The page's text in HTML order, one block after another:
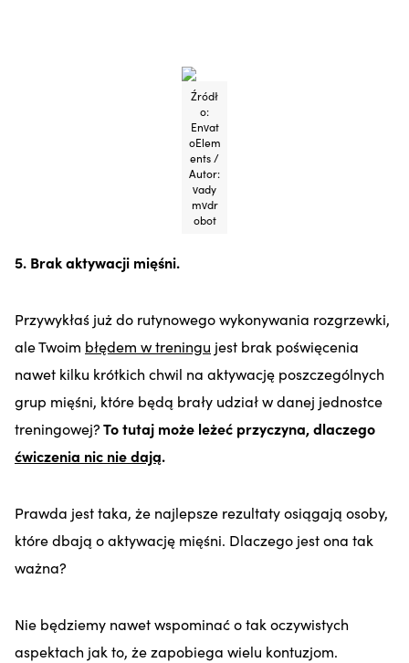
Źródł
o:
Envat
oElem
ents /
Autor:
vady
mvdr
obot
5. Brak aktywacji mięśni.
Przywykłaś już do rutynowego wykonywania rozgrzewki,
ale Twoim błędem w treningu jest brak poświęcenia
nawet kilku krótkich chwil na aktywację poszczególnych
grup mięśni, które będą brały udział w danej jednostce
treningowej?To tutaj może leżeć przyczyna, dlaczego
ćwiczenia nic nie dają.
Prawda jest taka, że najlepsze rezultaty osiągają osoby,
które dbają o aktywację mięśni. Dlaczego jest ona tak
ważna?
Nie będziemy nawet wspominać o tak oczywistych
aspektach jak to, że zapobiega wielu kontuzjom.